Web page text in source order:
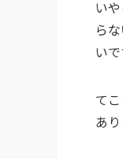
い
ら
い
て
あり